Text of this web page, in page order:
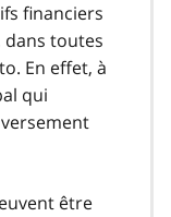
financiers
dans toutes
En effet, à
qui
être